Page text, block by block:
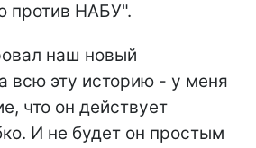
против НАБУ".
наш новый
всю эту историю - у меня
что он действует
И не будет он простым